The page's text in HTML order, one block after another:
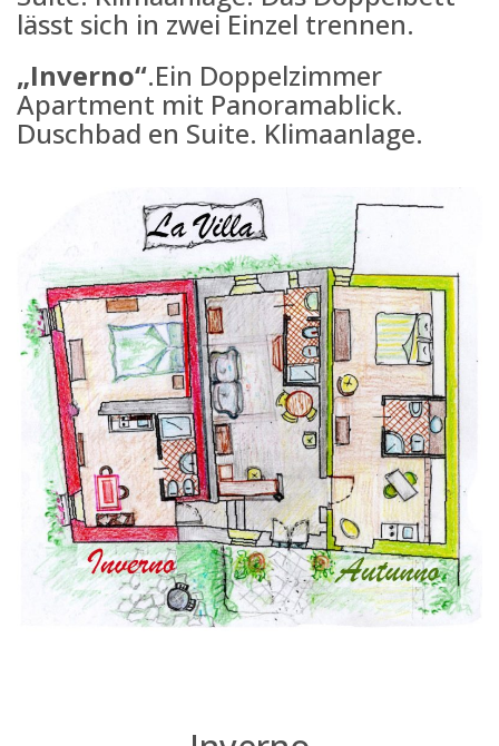
lässt sich in zwei Einzel trennen.
„Inverno“.Ein Doppelzimmer
Apartment mit Panoramablick.
Duschbad en Suite. Klimaanlage.